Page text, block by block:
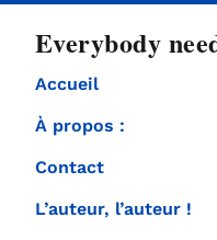
Everybody
Accueil
À propos :
Contact
L’auteur, l’auteur !